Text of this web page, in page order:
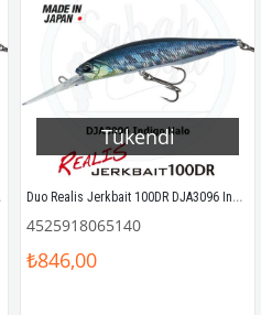
Ayu
Tükendi
Duo Realis Jerkbait 100DR DJA3096 Indigo Halo
4525918065140
₺846,00